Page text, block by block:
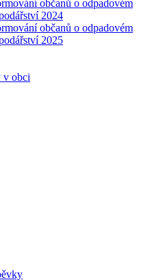
občanů o odpadovém
2024
občanů o odpadovém
2025
v obci